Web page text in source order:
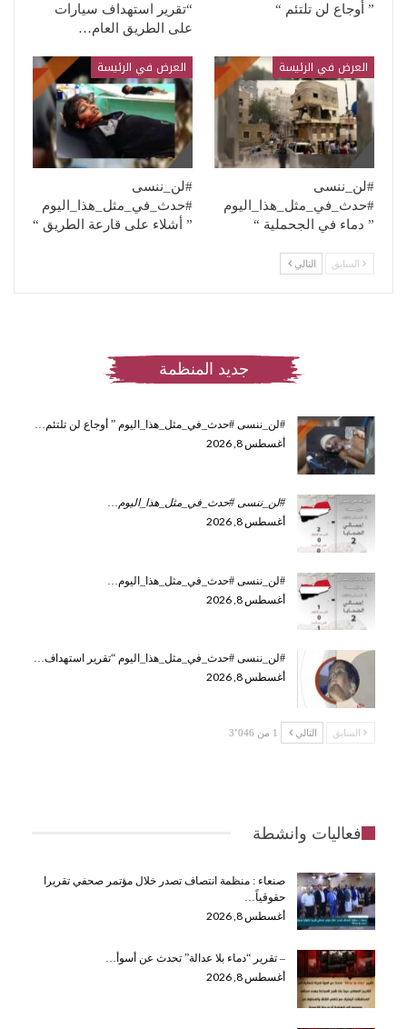
” أوجاع لن تلتئم “
“تقرير استهداف سيارات
على الطريق العام…
العرض في الرئيسة
#لن_ننسى
#حدث_في_مثل_هذا_اليوم
” دماء في الجحملية “
العرض في الرئيسة
#لن_ننسى
#حدث_في_مثل_هذا_اليوم
” أشلاء على قارعة الطريق “
السابق التالي
جديد المنظمة
#لن_ننسى #حدث_في_مثل_هذا_اليوم ” أوجاع لن تلتئم…
أغسطس 8, 2026
#لن_ننسى #حدث_في_مثل_هذا_اليوم…
أغسطس 8, 2026
#لن_ننسى #حدث_في_مثل_هذا_اليوم…
أغسطس 8, 2026
#لن_ننسى #حدث_في_مثل_هذا_اليوم “تقرير استهداف…
أغسطس 8, 2026
السابق التالي 1 من 3٬046
فعاليات وانشطة
صنعاء : منظمة انتصاف تصدر خلال مؤتمر صحفي تقريرا
حقوقياً…
أغسطس 8, 2026
– تقرير “دماء بلا عدالة” تحدث عن أسوأ…
أغسطس 8, 2026